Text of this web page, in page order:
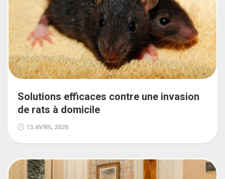
Solutions efficaces contre une invasion
de rats à domicile
13 AVRIL 2026